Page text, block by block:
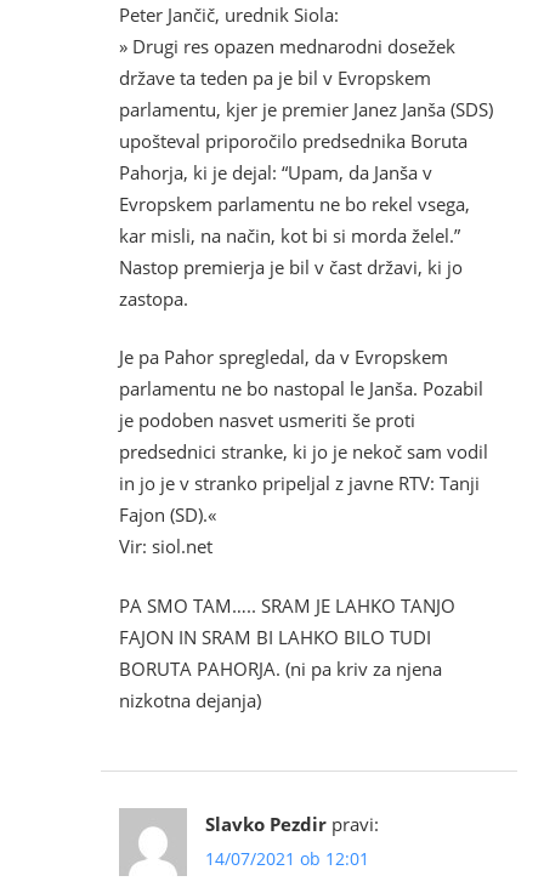
Peter Jančič, urednik Siola:
» Drugi res opazen mednarodni dosežek
države ta teden pa je bil v Evropskem
parlamentu, kjer je premier Janez Janša (SDS)
upošteval priporočilo predsednika Boruta
Pahorja, ki je dejal: “Upam, da Janša v
Evropskem parlamentu ne bo rekel vsega,
kar misli, na način, kot bi si morda želel.”
Nastop premierja je bil v čast državi, ki jo
zastopa.
Je pa Pahor spregledal, da v Evropskem
parlamentu ne bo nastopal le Janša. Pozabil
je podoben nasvet usmeriti še proti
predsednici stranke, ki jo je nekoč sam vodil
in jo je v stranko pripeljal z javne RTV: Tanji
Fajon (SD).«
Vir: siol.net
PA SMO TAM….. SRAM JE LAHKO TANJO
FAJON IN SRAM BI LAHKO BILO TUDI
BORUTA PAHORJA. (ni pa kriv za njena
nizkotna dejanja)
Slavko Pezdir pravi:
14/07/2021 ob 12:01